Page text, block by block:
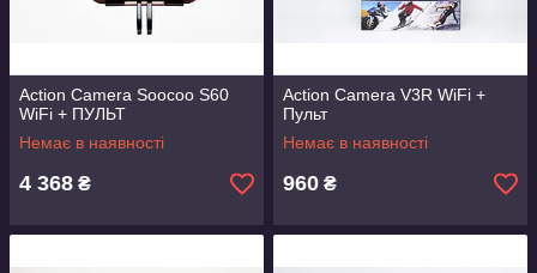
Action Camera Soocoo S60
WiFi + ПУЛЬТ
Немає в наявності
4 368 ₴
Action Camera V3R WiFi +
Пульт
Немає в наявності
960 ₴